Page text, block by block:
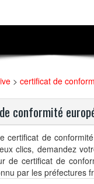
> certificat de
conformité
certificat de
clics, demandez
de certificat de
par les préfectures